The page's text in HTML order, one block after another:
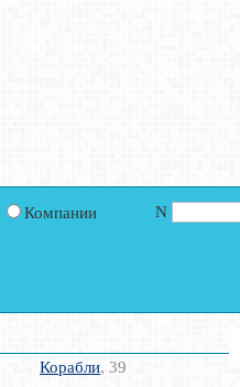
Компании N
Корабли, 39